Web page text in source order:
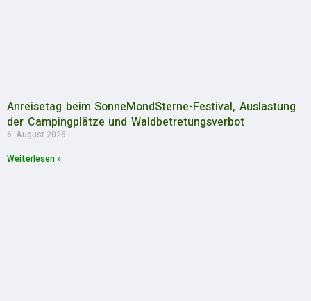
Anreisetag beim SonneMondSterne-Festival, Auslastung
der Campingplätze und Waldbetretungsverbot
6. August 2026
Weiterlesen »